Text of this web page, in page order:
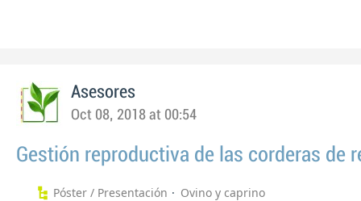
Asesores
Oct 08, 2018 at 00:54
Gestión reproductiva de las corderas de
Póster / Presentación
Ovino y caprino